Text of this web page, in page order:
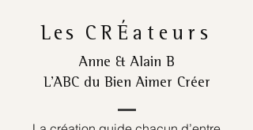
Les CRÉateurs
Anne & Alain B
L’ABC du Bien Aimer Créer